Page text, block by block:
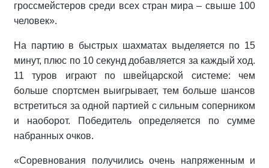
гроссмейстеров среди всех стран мира – свыше 100
человек».
На партию в быстрых шахматах выделяется по 15
минут, плюс по 10 секунд добавляется за каждый ход.
11 туров играют по швейцарской системе: чем
больше спортсмен выигрывает, тем больше шансов
встретиться за одной партией с сильным соперником
и наоборот. Победитель определяется по сумме
набранных очков.
«Соревнования получились очень напряженным и